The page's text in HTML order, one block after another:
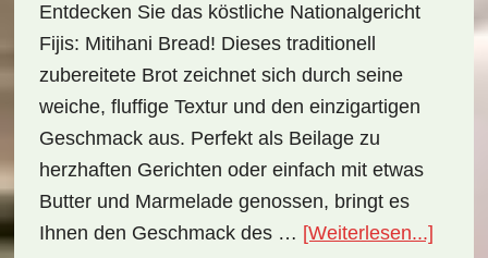
Entdecken Sie das köstliche Nationalgericht
Fijis: Mitihani Bread! Dieses traditionell
zubereitete Brot zeichnet sich durch seine
weiche, fluffige Textur und den einzigartigen
Geschmack aus. Perfekt als Beilage zu
herzhaften Gerichten oder einfach mit etwas
Butter und Marmelade genossen, bringt es
Ihnen den Geschmack des … [Weiterlesen...]